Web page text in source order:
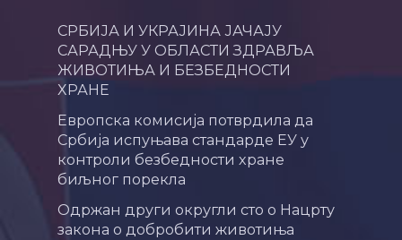
СРБИЈА И УКРАЈИНА ЈАЧАЈУ
САРАДЊУ У ОБЛАСТИ ЗДРАВЉА
ЖИВОТИЊА И БЕЗБЕДНОСТИ
ХРАНЕ
Европска комисија потврдила да
Србија испуњава стандарде ЕУ у
контроли безбедности хране
биљног порекла
Одржан други округли сто о Нацрту
закона о добробити животиња